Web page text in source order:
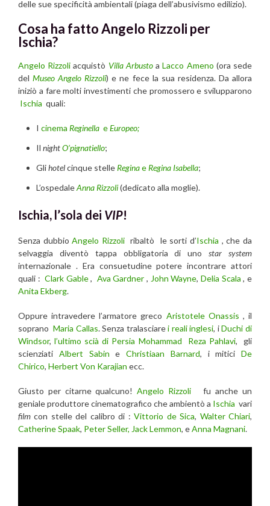
delle sue specificità ambientali (piaga dell’abusivismo edilizio).
Cosa ha fatto Angelo Rizzoli per
Ischia?
Angelo Rizzoli acquistò Villa ArbustoaLacco Ameno (ora sede
delMuseo Angelo Rizzoli) e ne fece la sua residenza. Da allora
iniziò a fare molti investimenti che promossero e svilupparono
Ischia quali:
I cinema Reginella eEuropeo;
Il nightO’pignatiello;
Glihotelcinque stelleReginaeRegina Isabella;
L’ospedaleAnna Rizzoli(dedicato alla moglie).
Ischia, l’sola dei VIP!
Senza dubbioAngelo Rizzoli ribaltò le sorti d’Ischia , che da
selvaggia diventò tappa obbligatoria di unostar system
internazionale . Era consuetudine potere incontrare attori
quali : Clark Gable, Ava Gardner , John Wayne,Delia Scala , e
Anita Ekberg.
Oppure intravedere l’armatore greco Aristotele Onassis , il
sopranoMaria Callas. Senza tralasciarei reali inglesi, iDuchi di
Windsor,l’ultimo scià di Persia Mohammad Reza Pahlavi, gli
scienziati Albert Sabin e Christiaan Barnard, i mitici De
Chirico, Herbert Von Karajian ecc.
Giusto per citarne qualcuno!Angelo Rizzoli fu anche un
geniale produttore cinematografico che ambientò a Ischia vari
film con stelle del calibro di :Vittorio de Sica, Walter Chiari,
Catherine Spaak, Peter Seller, Jack Lemmon, eAnna Magnani.